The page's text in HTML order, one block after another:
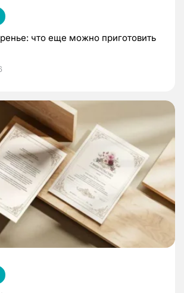
что еще можно приготовить